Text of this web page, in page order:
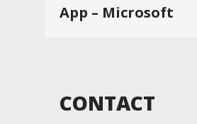
App – Microsoft
CONTACT